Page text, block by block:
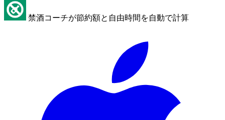
禁酒コーチが節約額と自由時間を自動で計算